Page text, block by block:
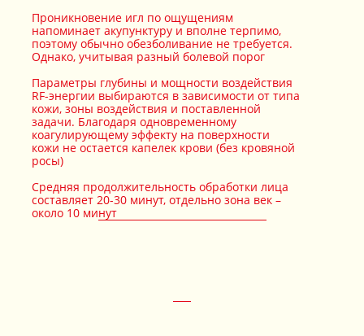
Проникновение игл по ощущениям
напоминает акупунктуру и вполне терпимо,
поэтому обычно обезболивание не требуется.
Однако, учитывая разный болевой порог
Параметры глубины и мощности воздействия
RF-энергии выбираются в зависимости от типа
кожи, зоны воздействия и поставленной
задачи. Благодаря одновременному
коагулирующему эффекту на поверхности
кожи не остается капелек крови (без кровяной
росы)
Средняя продолжительность обработки лица
составляет 20-30 минут, отдельно зона век –
около 10 минут